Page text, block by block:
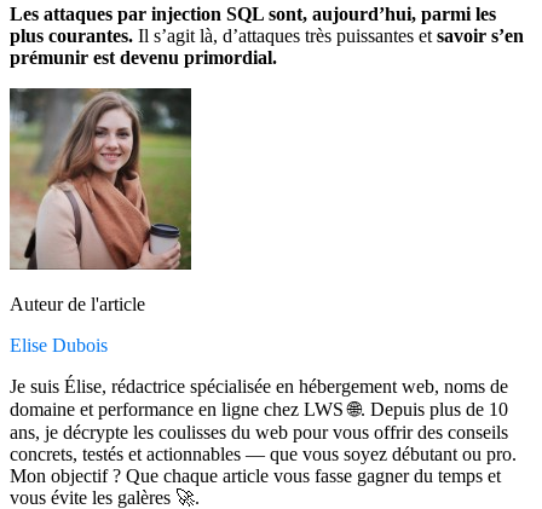
Les attaques par injection SQL sont, aujourd’hui, parmi les
plus courantes. Il s’agit là, d’attaques très puissantes et savoir s’en
prémunir est devenu primordial.
Auteur de l'article
Elise Dubois
Je suis Élise, rédactrice spécialisée en hébergement web, noms de
domaine et performance en ligne chez LWS 🌐. Depuis plus de 10
ans, je décrypte les coulisses du web pour vous offrir des conseils
concrets, testés et actionnables — que vous soyez débutant ou pro.
Mon objectif ? Que chaque article vous fasse gagner du temps et
vous évite les galères 🚀.